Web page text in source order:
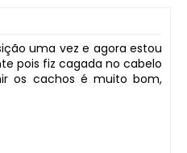
uma vez e agora estou
pois fiz cagada no cabelo
os cachos é muito bom,